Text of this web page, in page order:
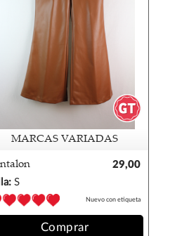
MARCAS VARIADAS
efecto
29,00
S
Nuevo con etiqueta
Comprar